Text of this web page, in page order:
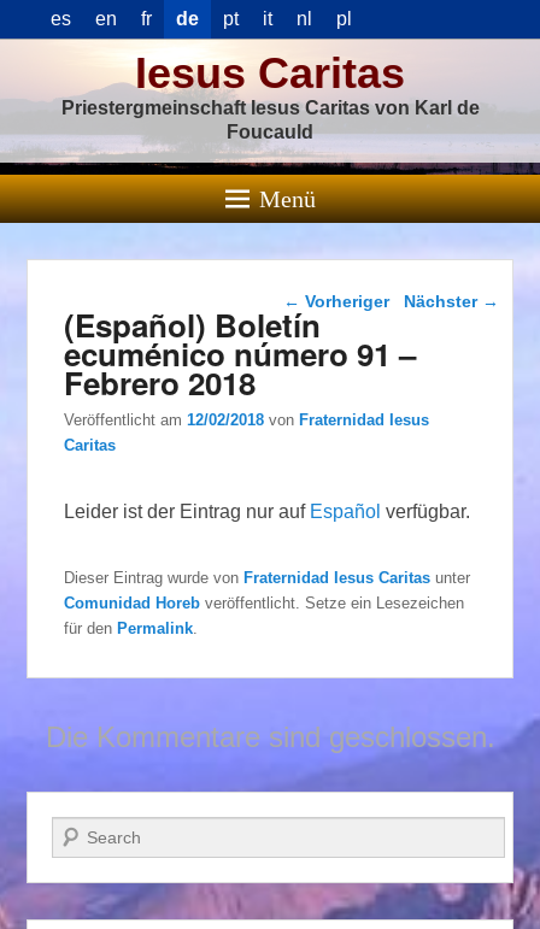
es en fr de pt it nl pl
Iesus Caritas
Priestergmeinschaft Iesus Caritas von Karl de
Foucauld
Menü
Beitragsnavigation
← Vorheriger Nächster →
(Español) Boletín
ecuménico número 91 –
Febrero 2018
Veröffentlicht am12/02/2018 vonFraternidad Iesus
Caritas
Leider ist der Eintrag nur auf Español verfügbar.
Dieser Eintrag wurde vonFraternidad Iesus Caritas unter
Comunidad Horeb veröffentlicht. Setze ein Lesezeichen
für denPermalink
Die Kommentare sind geschlossen.
Suchen